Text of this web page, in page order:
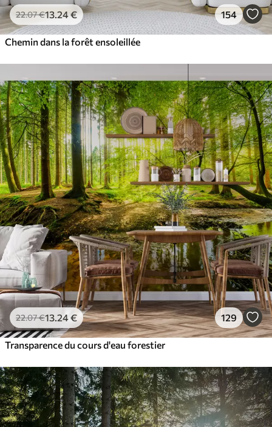
22.07€13 .24€ 154
Chemin dans la forêt ensoleillée
22.07€13 .24€ 129
Transparence du cours d'eau forestier